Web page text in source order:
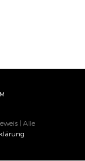
| Alle